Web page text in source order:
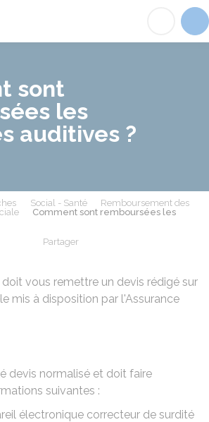
sont
les
auditives ?
Social - Santé
Remboursement des
Comment sont remboursées les
Partager
vous remettre un devis rédigé sur
mis à disposition par l'Assurance
devis normalisé et doit faire
suivantes :
électronique correcteur de surdité